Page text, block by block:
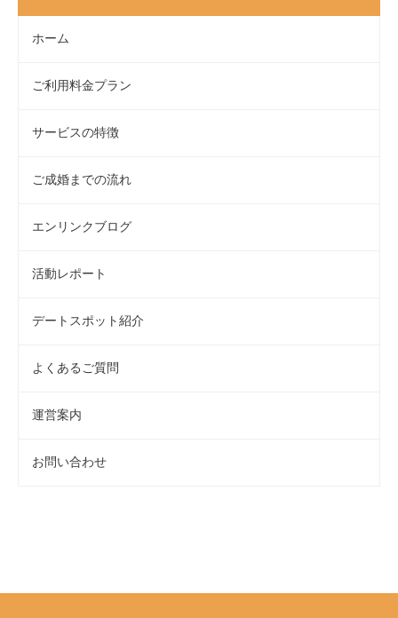
ホーム
ご利用料金プラン
サービスの特徴
ご成婚までの流れ
エンリンクブログ
活動レポート
デートスポット紹介
よくあるご質問
運営案内
お問い合わせ